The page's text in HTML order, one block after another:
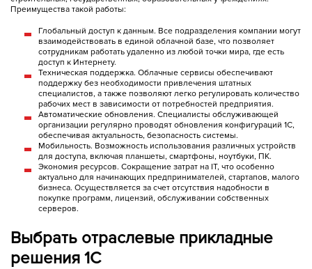
Преимущества такой работы:
Глобальный доступ к данным. Все подразделения компании могут
взаимодействовать в единой облачной базе, что позволяет
сотрудникам работать удаленно из любой точки мира, где есть
доступ к Интернету.
Техническая поддержка. Облачные сервисы обеспечивают
поддержку без необходимости привлечения штатных
специалистов, а также позволяют легко регулировать количество
рабочих мест в зависимости от потребностей предприятия.
Автоматические обновления. Специалисты обслуживающей
организации регулярно проводят обновления конфигураций 1С,
обеспечивая актуальность, безопасность системы.
Мобильность. Возможность использования различных устройств
для доступа, включая планшеты, смартфоны, ноутбуки, ПК.
Экономия ресурсов. Сокращение затрат на IT, что особенно
актуально для начинающих предпринимателей, стартапов, малого
бизнеса. Осуществляется за счет отсутствия надобности в
покупке программ, лицензий, обслуживании собственных
серверов.
Выбрать отраслевые прикладные
решения 1С